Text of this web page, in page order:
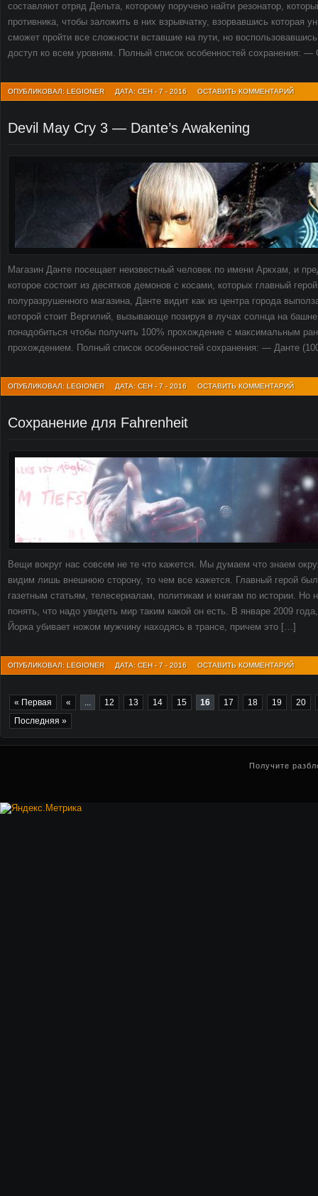
составляют отряд Дельта, которому поручено найти резонатор,
противника, чтобы заложить в них взрывчатку, взорвавшись которая
сможет пройти все сложности вставшие на пути, но
доступ ко всем уровням. Полный список особенностей сохранения: —
ОПУБЛИКОВАЛ: LEGIONER ДАТА: СЕН - 7 - 2016 ОСТАВИТЬ КОММЕНТАРИЙ
Devil May Cry 3 — Dante’s Awakening
Магазин Данте посещает неизвестный человек по имени Аркхам, и
которое состоит из десятков демонов с косами, которых главный
полуразрушенного магазина, Данте видит как из центра города
которой стоит Вергилий, вызывающе позируя в лучах солнца на
понадобиться чтобы получить 100% прохождение с максимальным
прохождением. Полный список особенностей сохранения: — Данте
ОПУБЛИКОВАЛ: LEGIONER ДАТА: СЕН - 7 - 2016 ОСТАВИТЬ КОММЕНТАРИЙ
Сохранение для Fahrenheit
Вещи вокруг нас совсем не те что кажется. Мы думаем что знаем
видим лишь внешнюю сторону, то чем все кажется. Главный герой
газетным статьям, телесериалам, политикам и книгам по истории. Но
понять, что надо увидеть мир таким какой он есть. В январе 2009
Йорка убивает ножом мужчину находясь в трансе, причем это […]
ОПУБЛИКОВАЛ: LEGIONER ДАТА: СЕН - 7 - 2016 ОСТАВИТЬ КОММЕНТАРИЙ
« Первая « ... 12 13 14 15 16 17 18 19
20
Последняя »
Получите